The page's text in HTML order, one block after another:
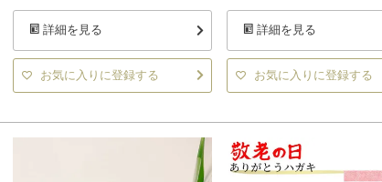
詳細を見る
お気に入りに登録する
詳細を見る
お気に入りに登録する